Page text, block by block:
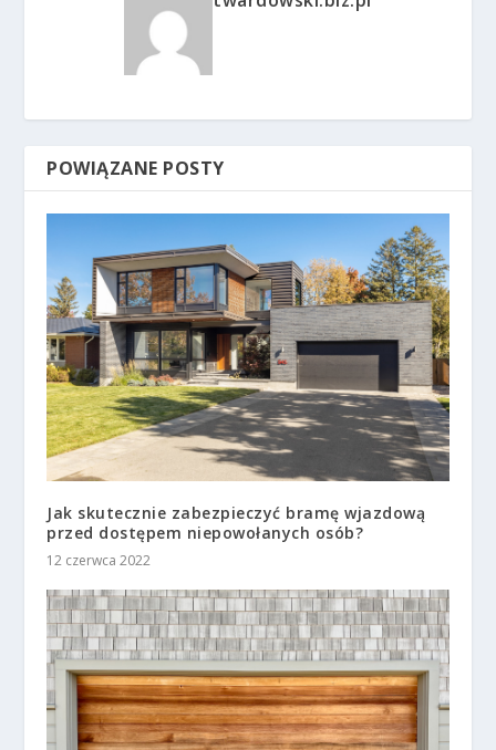
POWIĄZANE POSTY
Jak skutecznie zabezpieczyć bramę wjazdową
przed dostępem niepowołanych osób?
12 czerwca 2022